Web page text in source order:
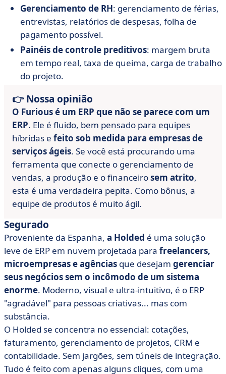
Gerenciamento de RH: gerenciamento de férias,
entrevistas, relatórios de despesas, folha de
pagamento possível.
Painéis de controle preditivos: margem bruta
em tempo real, taxa de queima, carga de trabalho
do projeto.
👉 Nossa opinião
O Furious é um ERP que não se parece com um
ERP. Ele é fluido, bem pensado para equipes
híbridas e feito sob medida para empresas de
serviços ágeis. Se você está procurando uma
ferramenta que conecte o gerenciamento de
vendas, a produção e o financeirosem atrito,
esta é uma verdadeira pepita. Como bônus, a
equipe de produtos é muito ágil.
Segurado
Proveniente da Espanha, a Holded é uma solução
leve de ERP em nuvem projetada para freelancers,
microempresas e agências que desejam gerenciar
seus negócios sem o incômodo de um sistema
enorme. Moderno, visual e ultra-intuitivo, é o ERP
"agradável" para pessoas criativas... mas com
substância.
O Holded se concentra no essencial: cotações,
faturamento, gerenciamento de projetos, CRM e
contabilidade. Sem jargões, sem túneis de integração.
Tudo é feito com apenas alguns cliques, com uma